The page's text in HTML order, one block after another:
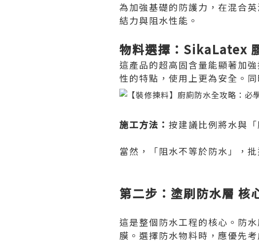
為加強基礎的防護力，在混合
結力與阻水性能。
物料選擇：SikaLatex
這產品的超高固含量能顯著加
性的特點，使用上更為安全。
施工方法： 按建議比例將水與
當然，「阻水不等於防水」，
第二步：塗刷防水層 核
這是整個防水工程的核心。防
膜。選擇防水物料時，應優先